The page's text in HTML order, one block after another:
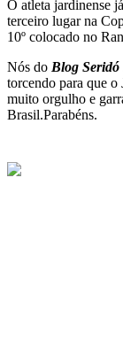
O atleta jardinense
terceiro lugar na
10º colocado no
Nós do Blog
torcendo para que o
muito orgulho e
Brasil.Parabéns.